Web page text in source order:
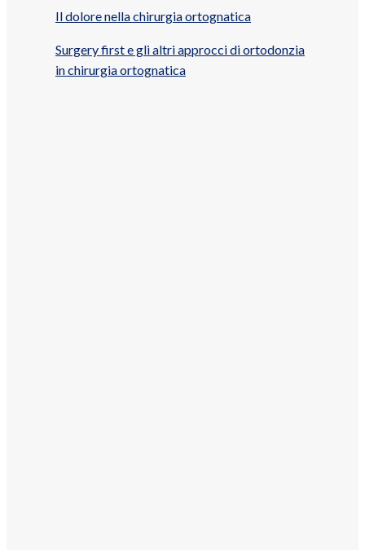
Il dolore nella chirurgia ortognatica
Surgery first e gli altri approcci di ortodonzia
in chirurgia ortognatica